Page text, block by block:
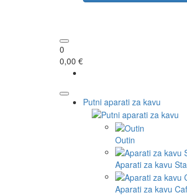
0
0,00 €
Putni aparati za kavu
Outin
Aparati za kavu
Aparati za kavu